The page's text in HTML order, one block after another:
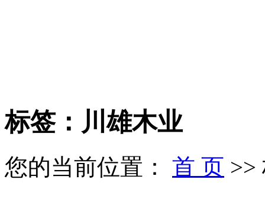
标签：川雄木业
您的当前位置： 首 页 >>